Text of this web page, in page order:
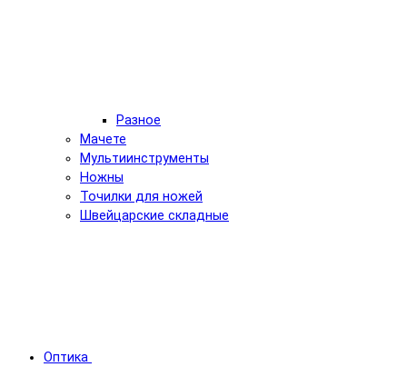
Разное
Мачете
Мультиинструменты
Ножны
Точилки для ножей
Швейцарские складные
Оптика